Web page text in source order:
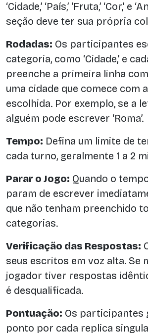
‘Cidade,’ ‘País,’ ‘Fruta,’ ‘Cor,’ e
seção deve ter sua própria
Rodadas: Os participantes
categoria, como ‘Cidade,’ e
preenche a primeira linha
uma cidade que comece com
escolhida. Por exemplo, se a
alguém pode escrever ‘Roma’.
Tempo: Defina um limite de
cada turno, geralmente 1 a 2
Parar o Jogo: Quando o
param de escrever
que não tenham preenchido
categorias.
Verificação das Respostas:
seus escritos em voz alta. Se
jogador tiver respostas
é desqualificada.
Pontuação: Os participantes
ponto por cada replica